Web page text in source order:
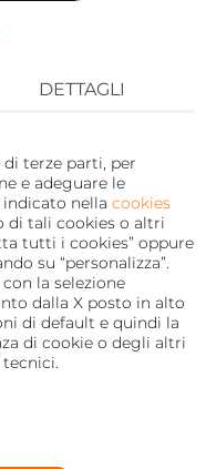
terze parti, per
e adeguare le
nella cookies
di tali cookies o altri
tutti i cookies” oppure
su “personalizza”.
la selezione
dalla X posto in alto
di default e quindi la
di cookie o degli altri
DETTAGLI
l’esperimento
di